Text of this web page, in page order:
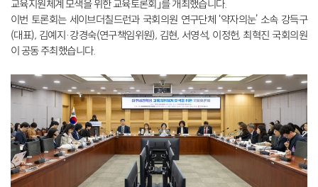
교육지원체계 모색을 위한 교육토론회」를 개최했습니다.
이번 토론회는 세이브더칠드런과 국회의원 연구단체 ‘약자의눈’ 소속 강득구
(대표), 김예지·강경숙(연구책임위원), 김현, 서영석, 이정헌, 최혁진 국회의원
이 공동 주최했습니다.